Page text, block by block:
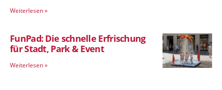
Weiterlesen »
FunPad: Die schnelle Erfrischung
für Stadt, Park & Event
Weiterlesen »